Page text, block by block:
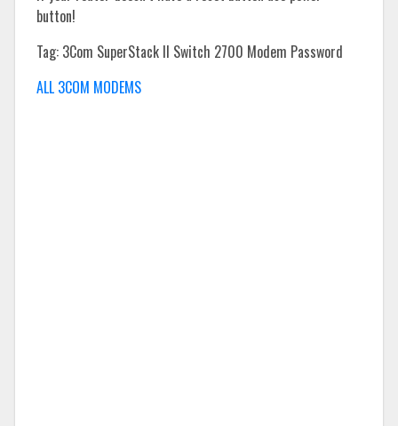
button!
Tag: 3Com SuperStack II Switch 2700 Modem Password
ALL 3COM MODEMS